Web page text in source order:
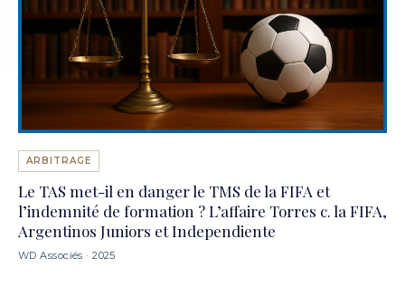
ARBITRAGE
Le TAS met-il en danger le TMS de la FIFA et
l’indemnité de formation ? L’affaire Torres c. la FIFA,
Argentinos Juniors et Independiente
WD Associés · 2025